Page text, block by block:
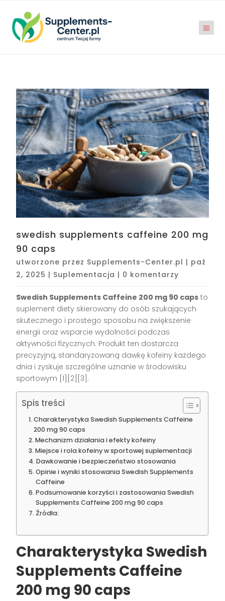
swedish supplements caffeine 200 mg
90 caps
utworzone przez Supplements-Center.pl | paź
2, 2025 | Suplementacja | 0 komentarzy
Swedish Supplements Caffeine 200 mg 90 caps to
suplement diety skierowany do osób szukających
skutecznego i prostego sposobu na zwiększenie
energii oraz wsparcie wydolności podczas
aktywności fizycznych. Produkt ten dostarcza
precyzyjną, standaryzowaną dawkę kofeiny każdego
dnia i zyskuje szczególne uznanie w środowisku
sportowym [1][2][3] .
Spis treści
Charakterystyka Swedish Supplements Caffeine
200 mg 90 caps
Mechanizm działania i efekty kofeiny
Miejsce i rola kofeiny w sportowej suplementacji
Dawkowanie i bezpieczeństwo stosowania
Opinie i wyniki stosowania Swedish Supplements
Caffeine
Podsumowanie korzyści i zastosowania Swedish
Supplements Caffeine 200 mg 90 caps
Źródła:
Charakterystyka Swedish
Supplements Caffeine
200 mg 90 caps